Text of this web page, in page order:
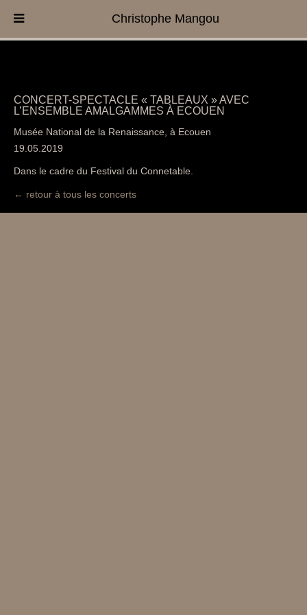
CONCERT-SPECTACLE « TABLEAUX » AVEC
L’ENSEMBLE AMALGAMMES À ECOUEN
Musée National de la Renaissance, à Ecouen
19.05.2019
Dans le cadre du Festival du Connetable.
← retour à tous les concerts
Christophe Mangou